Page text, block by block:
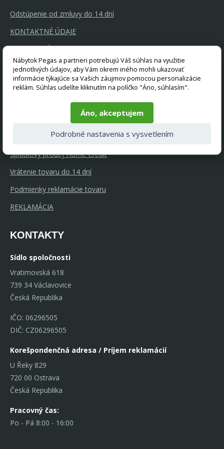
Odstúpenie od zmluvy do 14 dní
KONTAKTNÉ ÚDAJE
OBCHODNÉ PODMIENKY
OCHRANA OSOBNÝCH ÚDAJOV
RÁDCA K NÁKUPU
Ponúkame kvalitný nábytok
GDPR a súbory cookie
Splátkový prodej Home Credit
Vrátenie tovaru do 14 dní
Podmienky reklamácie tovaru
REKLAMÁCIA
KONTAKTY
Sídlo spoločnosti
Vratimovská 618
739 34 Václavovice
Česká Republika
IČO: 06296505
DIČ: CZ06296505
Korešpondenčná adresa / Príjem reklamácií
U Řeky 829
720 00 Ostrava
Česká Republika
Pracovný čas:
Po - Pá 8:00 - 16:00
Nábytok Pegas a partneri potrebujú Váš súhlas na využitie
jednotlivých údajov, aby Vám okrem iného mohli ukazovať
informácie týkajúce sa Vašich záujmov pomocou personalizácie
reklám. Súhlas udelíte kliknutím na políčko "Áno, súhlasím".
Áno, akceptujem
Podrobné nastavenia s vysvetlením